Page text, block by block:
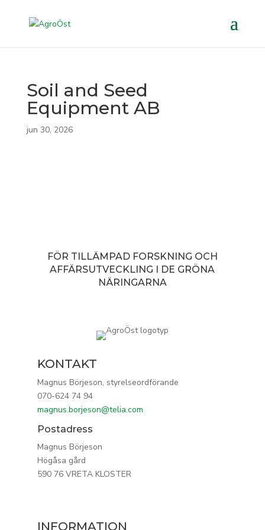
Soil and Seed
Equipment AB
jun 30, 2026
FÖR TILLÄMPAD FORSKNING OCH
AFFÄRSUTVECKLING I DE GRÖNA
NÄRINGARNA
KONTAKT
Magnus Börjeson, styrelseordförande
070-624 74 94
magnus.borjeson@telia.com
Postadress
Magnus Börjeson
Högåsa gård
590 76 VRETA KLOSTER
INFORMATION